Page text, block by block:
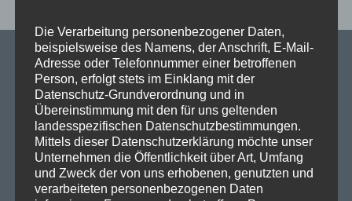
SPD Links
SPD in Europaparlament
SPD Deutschland
Die Verarbeitung personenbezogener Daten,
beispielsweise des Namens, der Anschrift, E-Mail-
Adresse oder Telefonnummer einer betroffenen
Person, erfolgt stets im Einklang mit der
Datenschutz-Grundverordnung und in
Übereinstimmung mit den für uns geltenden
landesspezifischen Datenschutzbestimmungen.
Mittels dieser Datenschutzerklärung möchte unser
Unternehmen die Öffentlichkeit über Art, Umfang
und Zweck der von uns erhobenen, genutzten und
verarbeiteten personenbezogenen Daten